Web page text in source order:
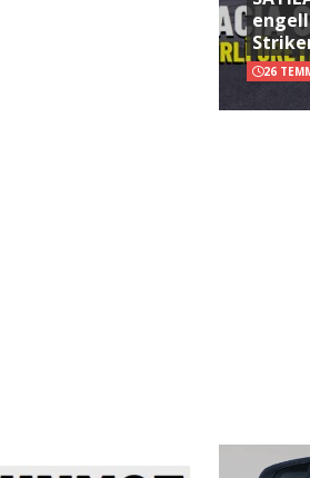
26